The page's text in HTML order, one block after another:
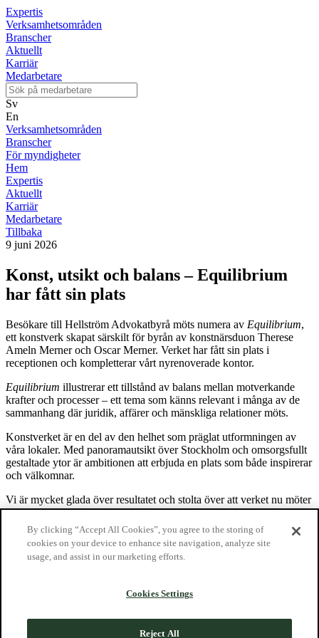
Expertis
Verksamhetsområden
Branscher
Aktuellt
Karriär
Medarbetare
Sv
En
Verksamhetsområden
Branscher
För myndigheter
Hem
Expertis
Aktuellt
Karriär
Medarbetare
Tillbaka
9 juni 2026
Konst, utsikt och balans – Equilibrium
har fått sin plats
Besökare till Hellström Advokatbyrå möts numera av Equilibrium,
ett konstverk skapat särskilt för byrån av konstnärsduon Therese
Ameln Merner och Oscar Merner. Verket har fått sin plats i
receptionen och kompletterar vårt nyrenoverade kontor.
Equilibrium illustrerar ett tillstånd av balans mellan motverkande
krafter och processer – ett tema som känns relevant i många av de
sammanhang där juridik, affärer och mänskliga relationer möts.
Konstverket är en del av den helhet som präglat utformningen av
våra lokaler. Med panoramautsikt över Stockholm och omsorgsfullt
gestaltade ytor är ambitionen att erbjuda en plats som både inspirerar
och välkomnar.
Vi är mycket glada över resultatet och stolta över att verket nu möter
klienter, samarbetspartners och medarbetare högt över Stockholm.
Kontakt
Hellström Advokatbyrå KB
08-22 09 00
By clicking “Accept All Cookies”, you agree to the storing of
cookies on your device to enhance site navigation, analyze site
usage, and assist in our marketing efforts.
Cookies Settings
Reject All